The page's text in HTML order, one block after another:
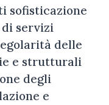
sofisticazione
di servizi
delle
e strutturali
degli
e